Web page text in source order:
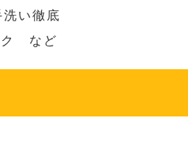
洗い徹底
ク など